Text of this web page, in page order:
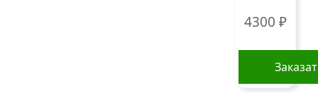
4300 ₽